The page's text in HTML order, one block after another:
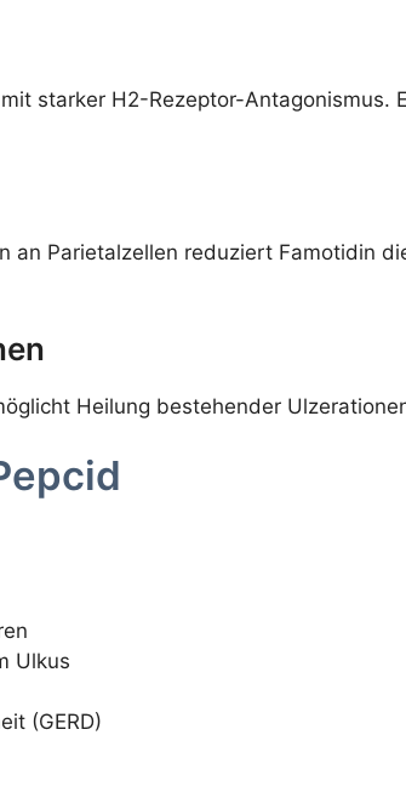
starker H2-Rezeptor-
an Parietalzellen reduziert Famotidin
Heilung bestehender
Ulkus
(GERD)